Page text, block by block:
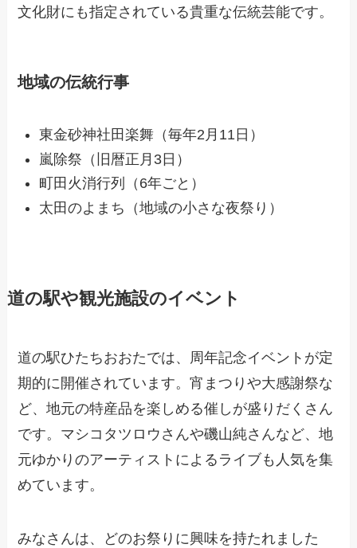
文化財にも指定されている貴重な伝統芸能です。
地域の伝統行事
東金砂神社田楽舞（毎年2月11日）
嵐除祭（旧暦正月3日）
町田火消行列（6年ごと）
太田のよまち（地域の小さな夜祭り）
道の駅や観光施設のイベント
道の駅ひたちおおたでは、周年記念イベントが定
期的に開催されています。宵まつりや大感謝祭な
ど、地元の特産品を楽しめる催しが盛りだくさん
です。マシコタツロウさんや磯山純さんなど、地
元ゆかりのアーティストによるライブも人気を集
めています。
みなさんは、どのお祭りに興味を持たれました